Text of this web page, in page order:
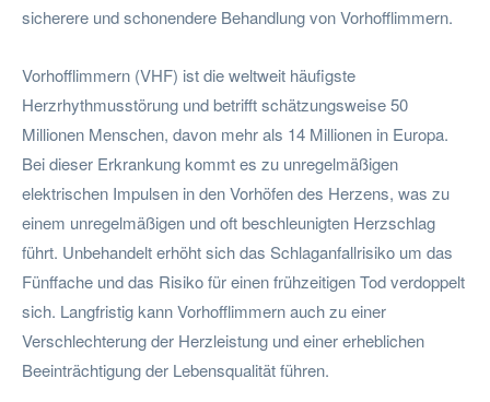
sicherere und schonendere Behandlung von Vorhofflimmern.
Vorhofflimmern (VHF) ist die weltweit häufigste
Herzrhythmusstörung und betrifft schätzungsweise 50
Millionen Menschen, davon mehr als 14 Millionen in Europa.
Bei dieser Erkrankung kommt es zu unregelmäßigen
elektrischen Impulsen in den Vorhöfen des Herzens, was zu
einem unregelmäßigen und oft beschleunigten Herzschlag
führt. Unbehandelt erhöht sich das Schlaganfallrisiko um das
Fünffache und das Risiko für einen frühzeitigen Tod verdoppelt
sich. Langfristig kann Vorhofflimmern auch zu einer
Verschlechterung der Herzleistung und einer erheblichen
Beeinträchtigung der Lebensqualität führen.